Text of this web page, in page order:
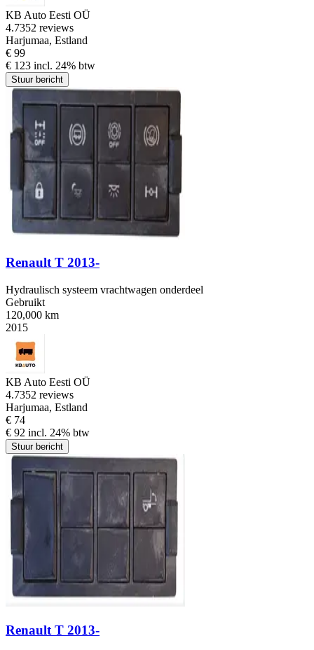
KB Auto Eesti OÜ
4.7352 reviews
Harjumaa, Estland
€ 99
€ 123 incl. 24% btw
Stuur bericht
Renault T 2013-
Hydraulisch systeem vrachtwagen onderdeel
Gebruikt
120,000 km
2015
KB Auto Eesti OÜ
4.7352 reviews
Harjumaa, Estland
€ 74
€ 92 incl. 24% btw
Stuur bericht
Renault T 2013-